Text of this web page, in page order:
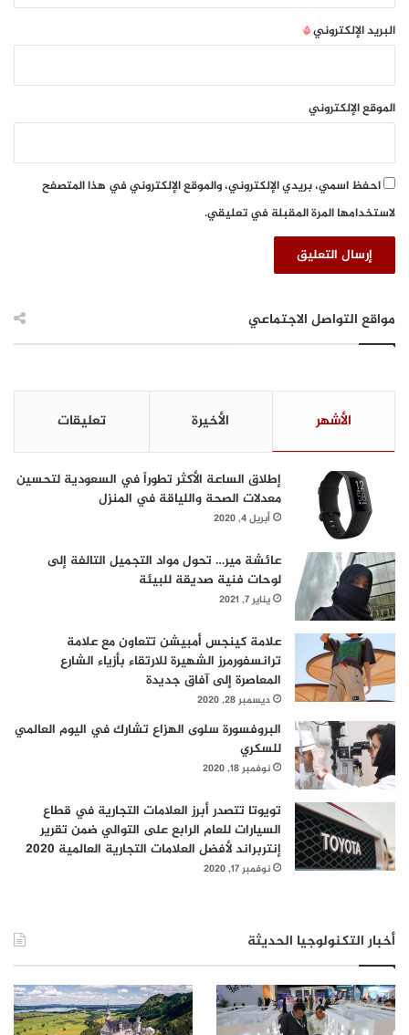
ق
ر
إ
ن
ب
ر
ا
ن
ل
ض
ل
ل
ت
ج
ا
ر
ي
ة
ا
ا
م
ي
ة
0
2
ي
و
م
ا
ا
ل
ا
ل
ي
2
2
البريد الإلكتروني*
الموقع الإلكتروني
احفظ اسمي، بريدي الإلكتروني، والموقع الإلكتروني في هذا المتصفح
لاستخدامها المرة المقبلة في تعليقي.
مواقع التواصل الاجتماعي
الأشهر الأخيرة تعليقات
إطلاق الساعة الأكثر تطوراً في السعودية لتحسين
معدلات الصحة واللياقة في المنزل
أبريل 4, 2020
عائشة مير… تحول مواد التجميل التالفة إلى
لوحات فنية صديقة للبيئة
يناير 7, 2021
علامة كينجس أمبيشن تتعاون مع علامة
ترانسفورمرز الشهيرة للارتقاء بأزياء الشارع
المعاصرة إلى آفاق جديدة
ديسمبر 28, 2020
البروفسورة سلوى الهزاع تشارك في اليوم العالمي
للسكري
نوفمبر 18, 2020
تويوتا تتصدر أبرز العلامات التجارية في قطاع
السيارات للعام الرابع على التوالي ضمن تقرير
إنتربراند لأفضل العلامات التجارية العالمية 2020
نوفمبر 17, 2020
أخبار التكنولوجيا الحديثة